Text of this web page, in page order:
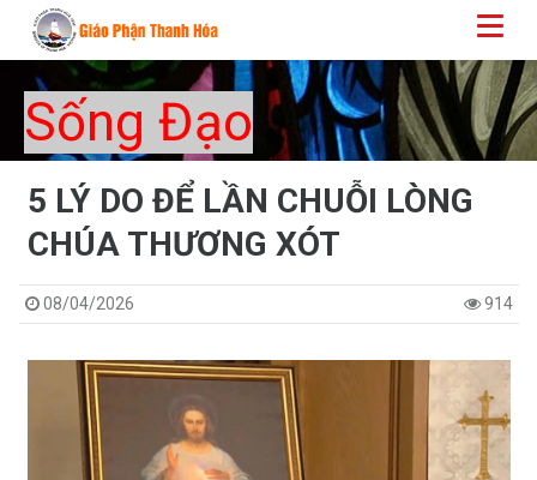
Sống Đạo
5 LÝ DO ĐỂ LẦN CHUỖI LÒNG
CHÚA THƯƠNG XÓT
08/04/2026 914